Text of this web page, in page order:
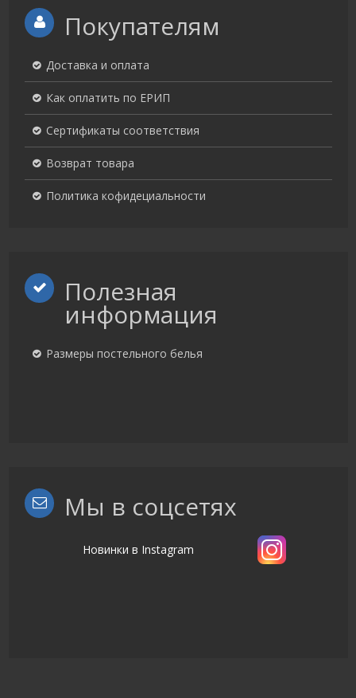
Покупателям
Доставка и оплата
Как оплатить по ЕРИП
Сертификаты соответствия
Возврат товара
Политика кофидециальности
Полезная
информация
Размеры постельного белья
Мы в соцсетях
Новинки в Instagram